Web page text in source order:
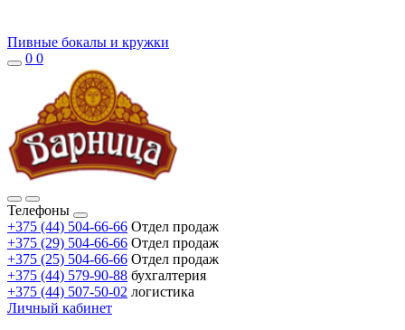
Пивные бокалы и кружки
0 0
Телефоны
+375 (44) 504-66-66 Отдел продаж
+375 (29) 504-66-66 Отдел продаж
+375 (25) 504-66-66 Отдел продаж
+375 (44) 579-90-88 бухгалтерия
+375 (44) 507-50-02 логистика
Личный кабинет